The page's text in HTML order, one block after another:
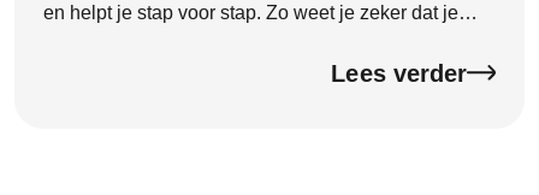
en helpt je stap voor stap. Zo weet je zeker dat je
Lees verder